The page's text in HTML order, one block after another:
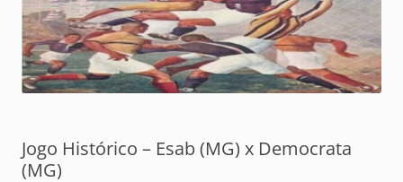
Jogo Histórico – Esab (MG) x Democrata
(MG)